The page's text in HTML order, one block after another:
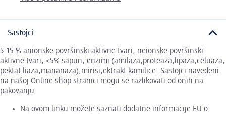
Sastojci
5-15 % anionske površinski aktivne tvari, neionske površinski
aktivne tvari, <5% sapun, enzimi (amilaza,proteaza,lipaza,celuaza,
pektat liaza,mananaza),mirisi,ektrakt kamilice. Sastojci navedeni
na našoj Online shop stranici mogu se razlikovati od onih na
pakovanju.
Na ovom linku možete saznati dodatne informacije EU o